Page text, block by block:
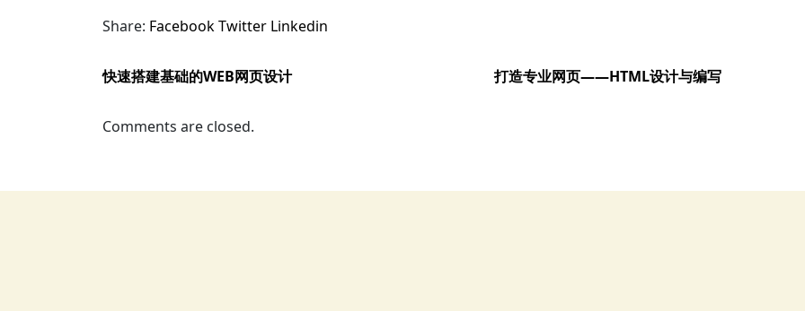
Share: FacebookTwitter Linkedin
快速搭建基础的WEB网页设计 打造专业网页——HTML设计与编写
Comments are closed.